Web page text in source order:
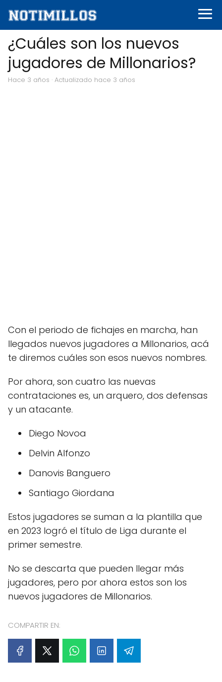
¿Cuáles son los nuevos
jugadores de Millonarios?
hace 3 años · Actualizado hace 3 años
Con el periodo de fichajes en marcha, han
llegados nuevos jugadores a Millonarios, acá
te diremos cuáles son esos nuevos nombres.
Por ahora, son cuatro las nuevas
contrataciones es, un arquero, dos defensas
y un atacante.
Diego Novoa
Delvin Alfonzo
Danovis Banguero
Santiago Giordana
Estos jugadores se suman a la plantilla que
en 2023 logró el título de Liga durante el
primer semestre.
No se descarta que pueden llegar más
jugadores, pero por ahora estos son los
nuevos jugadores de Millonarios.
COMPARTIR EN: